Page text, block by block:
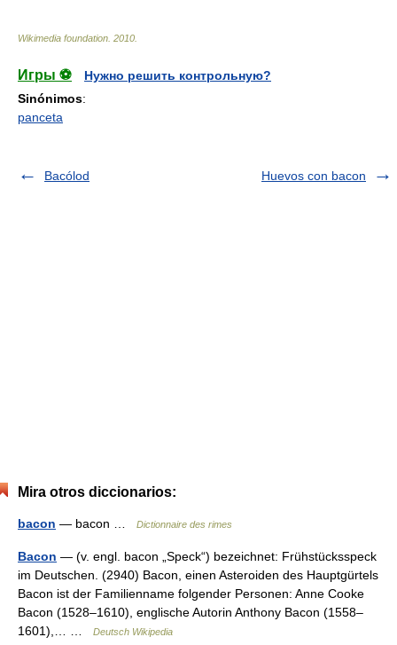
Wikimedia foundation 2010
Игры ⚽
Нужно решить контрольную?
Sinónimos:
panceta
Bacólod Huevos con bacon
Mira otros diccionarios:
bacon — bacon … Dictionnaire des rimes
Bacon — (v. engl. bacon „Speck“) bezeichnet: Frühstücksspeck
im Deutschen. (2940) Bacon, einen Asteroiden des Hauptgürtels
Bacon ist der Familienname folgender Personen: Anne Cooke
Bacon (1528–1610), englische Autorin Anthony Bacon (1558–
1601),… …
Deutsch Wikipedia